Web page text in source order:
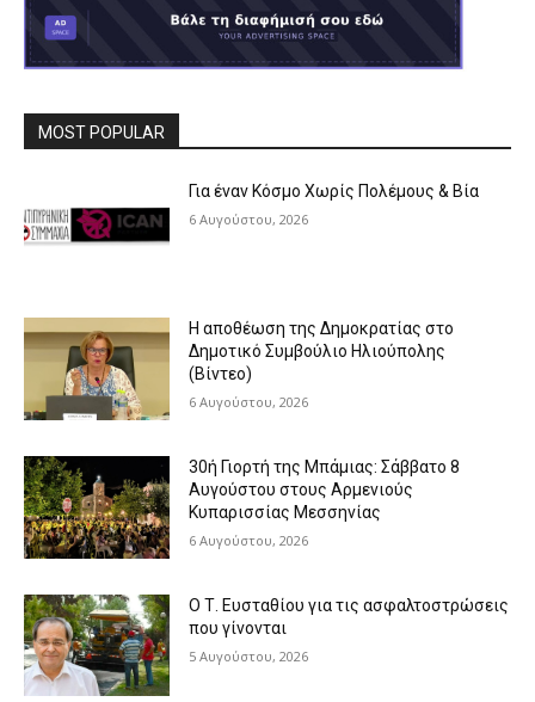
MOST POPULAR
Για έναν Κόσμο Χωρίς Πολέμους & Βία
6 Αυγούστου, 2026
Η αποθέωση της Δημοκρατίας στο
Δημοτικό Συμβούλιο Ηλιούπολης
(Βίντεο)
6 Αυγούστου, 2026
30ή Γιορτή της Μπάμιας: Σάββατο 8
Αυγούστου στους Αρμενιούς
Κυπαρισσίας Μεσσηνίας
6 Αυγούστου, 2026
Ο Τ. Ευσταθίου για τις ασφαλτοστρώσεις
που γίνονται
5 Αυγούστου, 2026